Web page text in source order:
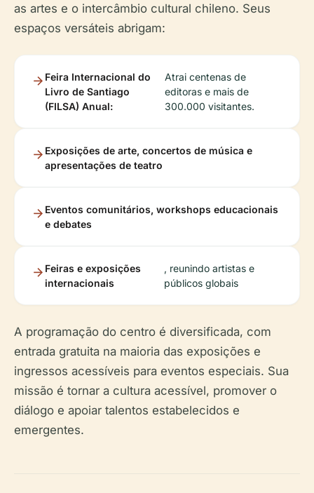
as artes e o intercâmbio cultural chileno. Seus
espaços versáteis abrigam:
Feira Internacional do
Livro de Santiago
(FILSA) Anual:
Atrai centenas de
editoras e mais de
300.000 visitantes.
Exposições de arte, concertos de música e
apresentações de teatro
Eventos comunitários, workshops educacionais
e debates
Feiras e exposições
internacionais
, reunindo artistas e
públicos globais
A programação do centro é diversificada, com
entrada gratuita na maioria das exposições e
ingressos acessíveis para eventos especiais. Sua
missão é tornar a cultura acessível, promover o
diálogo e apoiar talentos estabelecidos e
emergentes.